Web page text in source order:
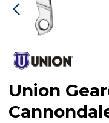
Union